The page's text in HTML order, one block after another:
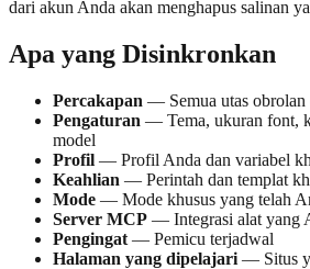
dari akun Anda akan menghapus salinan
Apa yang Disinkronkan
Percakapan — Semua utas obrolan
Pengaturan — Tema, ukuran font,
model
Profil — Profil Anda dan variabel
Keahlian — Perintah dan templat
Mode — Mode khusus yang telah
Server MCP — Integrasi alat yang
Pengingat — Pemicu terjadwal
Halaman yang dipelajari — Situs